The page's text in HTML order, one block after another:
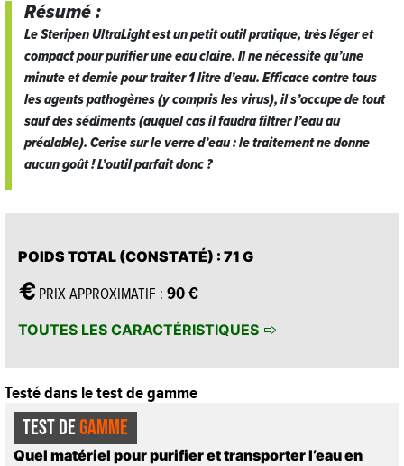
Résumé :
LeSteripen UltraLightest un petit outil pratique, très léger et
compact pour purifier une eau claire. Il ne nécessite qu’une
minute et demie pour traiter 1 litre d’eau. Efficace contre tous
les agents pathogènes (y compris les virus), il s’occupe de tout
sauf des sédiments (auquel cas il faudra filtrer l’eau au
préalable). Cerise sur le verre d’eau : le traitement ne donne
aucun goût ! L’outil parfait donc ?
POIDS TOTAL (CONSTATÉ) : 71 G
PRIX APPROXIMATIF : 90 €
TOUTES LES CARACTÉRISTIQUES
Testé dans le test de gamme
TEST DEGAMME
Quel matériel pour purifier et transporter l’eau en